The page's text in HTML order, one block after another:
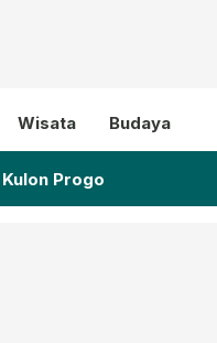
Wisata Budaya
Kulon Progo